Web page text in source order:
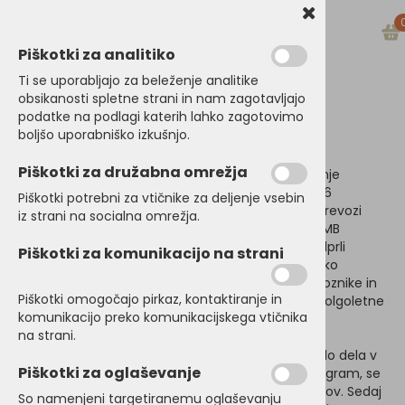
Dedkova delavnica
Po mnogih letih dela sem se odločil, da svoje znanje
uporabim v svojem podjetju in zato smo leta 2006
ustanovili podjetjeAbctour d.o.o
.. Začeli smo z prevozi
oseb, in najemom vozil. 2007 smo kupili prvi novi MB
Tourismo, ki je prišel na naš trg. Leta 2008 smo odprli
turistično agencijo. V podjetju so zaposleni visoko
kvalificirani kadri na področju organizacije, naše voznike in
turistične delavce pa odlikujejo profesionalnost, dolgoletne
iskušnje in posluh za potnike.
Leta 2020 med epidemijo, ker zaradi ukrepov ni bilo dela v
turizmu, sem se odločil, da odpremo dodaten program, se
delno preusmerimo na izdelavo lesenih eko izdelkov. Sedaj
Piškotki za analitiko
Ti se uporabljajo za beleženje analitike
obsikanosti spletne strani in nam zagotavljajo
podatke na podlagi katerih lahko zagotovimo
boljšo uporabniško izkušnjo.
Piškotki za družabna omrežja
Piškotki potrebni za vtičnike za deljenje vsebin
iz strani na socialna omrežja.
Piškotki za komunikacijo na strani
Piškotki omogočajo pirkaz, kontaktiranje in
komunikacijo preko komunikacijskega vtičnika
na strani.
Piškotki za oglaševanje
So namenjeni targetiranemu oglaševanju